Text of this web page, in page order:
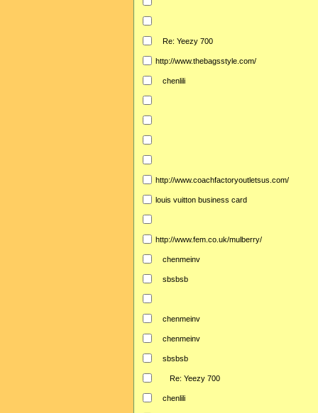
Re: Yeezy 700
http://www.thebagsstyle.com/
chenlili
http://www.coachfactoryoutletsus.com/
louis vuitton business card
http://www.fem.co.uk/mulberry/
chenmeinv
sbsbsb
chenmeinv
chenmeinv
sbsbsb
Re: Yeezy 700
chenlili